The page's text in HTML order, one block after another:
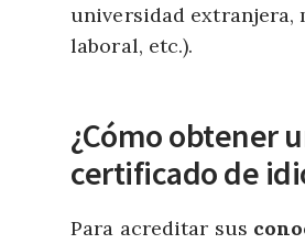
universidad extranjera,
laboral, etc.).
¿Cómo obtener
certificado de
Para acreditar sus